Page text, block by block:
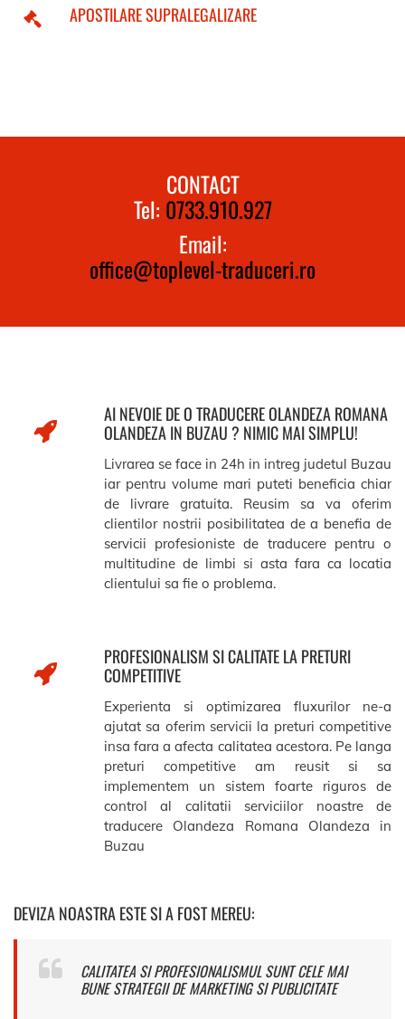
APOSTILARE SUPRALEGALIZARE
CONTACT
Tel: 0733.910.927
Email:
office@toplevel-traduceri.ro
AI NEVOIE DE O TRADUCERE OLANDEZA ROMANA
OLANDEZA IN BUZAU ? NIMIC MAI SIMPLU!
Livrarea se face in 24h in intreg judetul Buzau
iar pentru volume mari puteti beneficia chiar
de livrare gratuita. Reusim sa va oferim
clientilor nostrii posibilitatea de a benefia de
servicii profesioniste de traducere pentru o
multitudine de limbi si asta fara ca locatia
clientului sa fie o problema.
PROFESIONALISM SI CALITATE LA PRETURI
COMPETITIVE
Experienta si optimizarea fluxurilor ne-a
ajutat sa oferim servicii la preturi competitive
insa fara a afecta calitatea acestora. Pe langa
preturi competitive am reusit si sa
implementem un sistem foarte riguros de
control al calitatii serviciilor noastre de
traducere Olandeza Romana Olandeza in
Buzau
DEVIZA NOASTRA ESTE SI A FOST MEREU:
CALITATEA SI PROFESIONALISMUL SUNT CELE MAI
BUNE STRATEGII DE MARKETING SI PUBLICITATE